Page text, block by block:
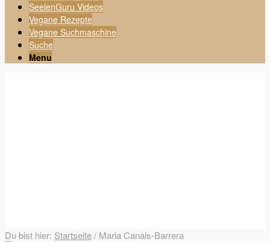
SeelenGuru Videos
Vegane Rezepte
Vegane Suchmaschine
Suche
Menu
Du bist hier: Startseite/ Maria Canals-Barrera